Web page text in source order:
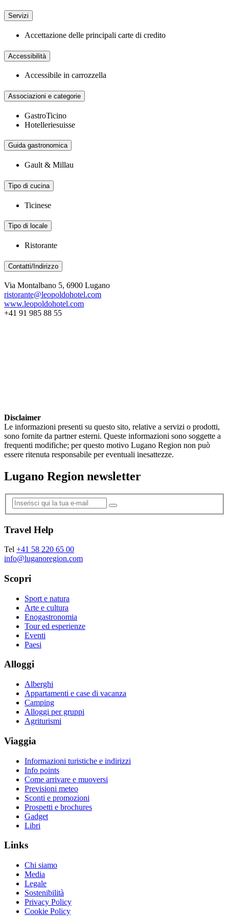
Servizi
Accettazione delle principali carte di credito
Accessibilità
Accessibile in carrozzella
Associazioni e categorie
GastroTicino
Hotelleriesuisse
Guida gastronomica
Gault & Millau
Tipo di cucina
Ticinese
Tipo di locale
Ristorante
Contatti/Indirizzo
Via Montalbano 5, 6900 Lugano
ristorante@leopoldohotel.com
www.leopoldohotel.com
+41 91 985 88 55
Disclaimer
Le informazioni presenti su questo sito, relative a servizi o prodotti,
sono fornite da partner esterni. Queste informazioni sono soggette a
frequenti modifiche; per questo motivo Lugano Region non può
essere ritenuta responsabile per eventuali inesattezze.
Lugano Region newsletter
Travel Help
Tel +41 58 220 65 00
info@luganoregion.com
Scopri
Sport e natura
Arte e cultura
Enogastronomia
Tour ed esperienze
Eventi
Paesi
Alloggi
Alberghi
Appartamenti e case di vacanza
Camping
Alloggi per gruppi
Agriturismi
Viaggia
Informazioni turistiche e indirizzi
Info points
Come arrivare e muoversi
Previsioni meteo
Sconti e promozioni
Prospetti e brochures
Gadget
Libri
Links
Chi siamo
Media
Legale
Sostenibilità
Privacy Policy
Cookie Policy